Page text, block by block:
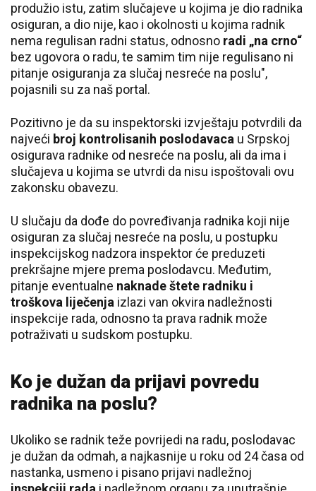
produžio istu, zatim slučajeve u kojima je dio radnika
osiguran, a dio nije, kao i okolnosti u kojima radnik
nema regulisan radni status, odnosno radi „na crno“
bez ugovora o radu, te samim tim nije regulisano ni
pitanje osiguranja za slučaj nesreće na poslu",
pojasnili su za naš portal.
Pozitivno je da su inspektorski izvještaju potvrdili da
najveći broj kontrolisanih poslodavaca u Srpskoj
osigurava radnike od nesreće na poslu, ali da ima i
slučajeva u kojima se utvrdi da nisu ispoštovali ovu
zakonsku obavezu.
U slučaju da dođe do povređivanja radnika koji nije
osiguran za slučaj nesreće na poslu, u postupku
inspekcijskog nadzora inspektor će preduzeti
prekršajne mjere prema poslodavcu. Međutim,
pitanje eventualne naknade štete radniku i
troškova liječenja izlazi van okvira nadležnosti
inspekcije rada, odnosno ta prava radnik može
potraživati u sudskom postupku.
Ko je dužan da prijavi povredu
radnika na poslu?
Ukoliko se radnik teže povrijedi na radu, poslodavac
je dužan da odmah, a najkasnije u roku od 24 časa od
nastanka, usmeno i pisano prijavi nadležnoj